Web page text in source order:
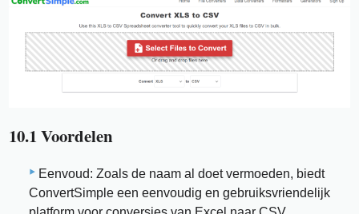
10.1 Voordelen
Eenvoud: Zoals de naam al doet vermoeden, biedt
ConvertSimple een eenvoudig en gebruiksvriendelijk